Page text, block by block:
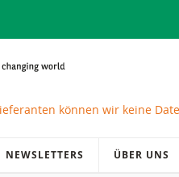
können wir keine
NEWSLETTERS ÜBER UNS